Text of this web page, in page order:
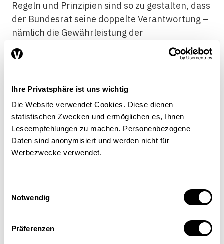
Ihre Privatsphäre ist uns wichtig
Die Website verwendet Cookies. Diese dienen
statistischen Zwecken und ermöglichen es, Ihnen
Leseempfehlungen zu machen. Personenbezogene
Daten sind anonymisiert und werden nicht für
Werbezwecke verwendet.
Notwendig
Präferenzen
Regeln und Prinzipien sind so zu gestalten, dass
der Bundesrat seine doppelte Verantwortung –
nämlich die Gewährleistung der
Versorgungsziele und die Erhaltung der
unternehmerischen Leistungsfähigkeit –
volkswirtschaftliche und finanzielle Bedeutung
sowie die damit verbundenen Risiken der
Unternehmen und Anstalten sollen diese
Steuerungsprinzipien dem Bund insbesondere
in Krisensituationen robuste Leitplanken für die
politisch-strategische Führung bieten. Die
grundsätzlich